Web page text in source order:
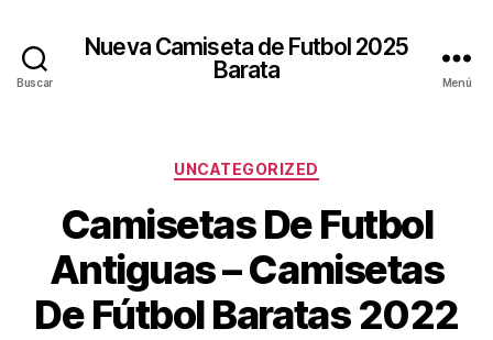
Buscar
Nueva Camiseta de Futbol 2025
Barata
Menú
Categorías
UNCATEGORIZED
Camisetas De Futbol
Antiguas – Camisetas
De Fútbol Baratas 2022